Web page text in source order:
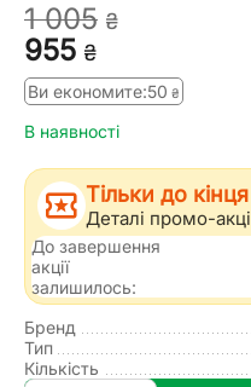
‍955‍ ₴
1 005 ₴
Ви економите:‍50‍ ₴
В наявності
Тільки до
Деталі промо-
До завершення
акції
залишилось:
Бренд
Тип
Кількість